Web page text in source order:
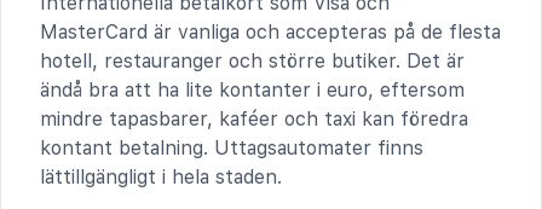
MasterCard är vanliga och accepteras på de flesta
hotell, restauranger och större butiker. Det är
ändå bra att ha lite kontanter i euro, eftersom
mindre tapasbarer, kaféer och taxi kan föredra
kontant betalning. Uttagsautomater finns
lättillgängligt i hela staden.